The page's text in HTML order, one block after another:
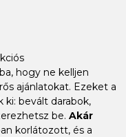
hogy ne kelljen
ajánlatokat. Ezeket a
bevált darabok,
be. Akár
korlátozott, és a